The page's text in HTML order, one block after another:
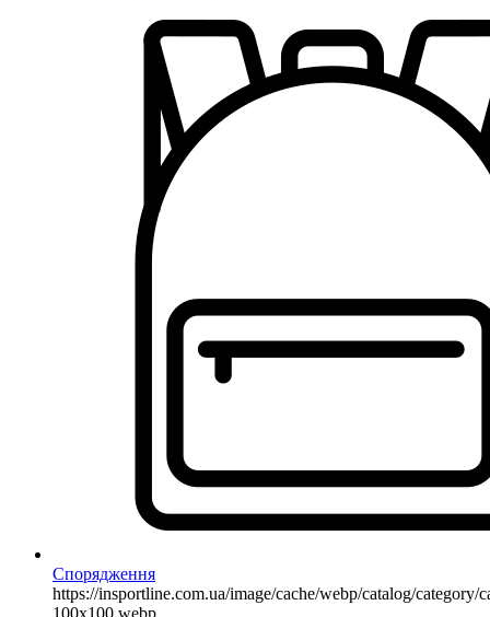
Спорядження
https://insportline.com.ua/image/cache/webp/catalog/category/
100x100.webp